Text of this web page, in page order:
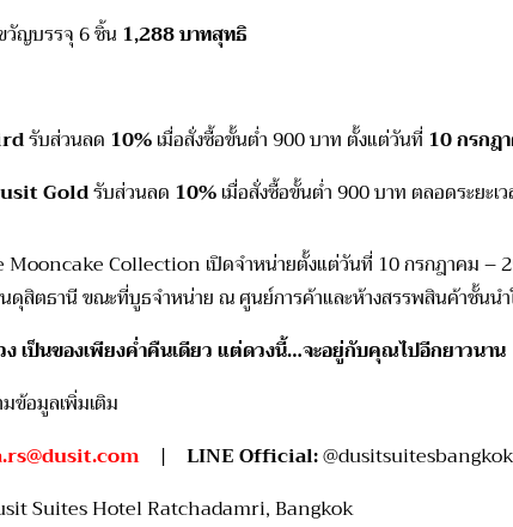
วัญบรรจุ 6 ชิ้น 1,288 บาทสุทธิ
รับส่วนลด 10%เมื่อสั่งซื้อขั้นต่ำ 900 บาท ตั้งแต่วันที่ 10 กรกฎ
Goldรับส่วนลด 10%เมื่อสั่งซื้อขั้นต่ำ 900 บาท ตลอดระยะเ
Collection เปิดจำหน่ายตั้งแต่วันที่ 10กรกฎาคม –
ดุสิตธานี ขณะที่บูธจำหน่าย ณ ศูนย์การค้าและห้างสรรพสินค้าชั้นน
ง เป็นของเพียงค่ำคืนเดียว แต่ดวงนี้…จะอยู่กับคุณไปอีกยาวนาน
ข้อมูลเพิ่มเติม
| LINE Official:@dusitsuitesbangkok
Suites Hotel Ratchadamri, Bangkok